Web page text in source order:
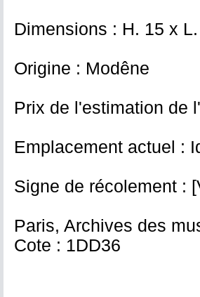
Dimensions : H. 15 x
Origine : Modêne
Prix de l'estimation de
Emplacement actuel :
Signe de récolement :
Paris, Archives des
Cote : 1DD36